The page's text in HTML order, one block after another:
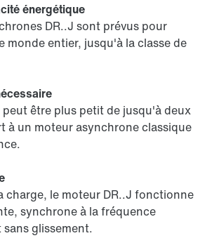
énergétique
DR..J sont prévus pour
monde entier, jusqu'à la classe de
peut être plus petit de jusqu'à deux
à un moteur asynchrone classique
charge, le moteur DR..J fonctionne
synchrone à la fréquence
glissement.